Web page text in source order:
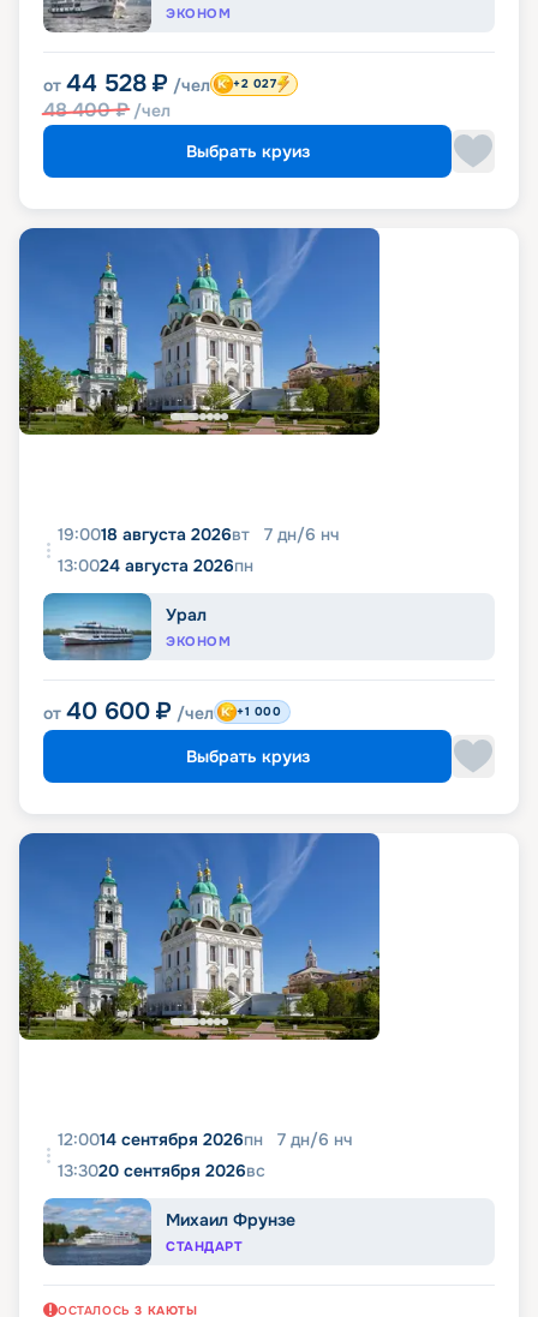
ЭКОНОМ
от 44 528 ₽ /чел
48 400₽ /чел
+2 027
Выбрать круиз
19:0018 августа 2026вт 7 дн/6 нч
13:0024 августа 2026пн
Урал
ЭКОНОМ
от 40 600 ₽ /чел +1 000
Выбрать круиз
12:0014 сентября 2026пн 7 дн/6 нч
13:3020 сентября 2026вс
Михаил Фрунзе
СТАНДАРТ
ОСТАЛОСЬ 3 КАЮТЫ